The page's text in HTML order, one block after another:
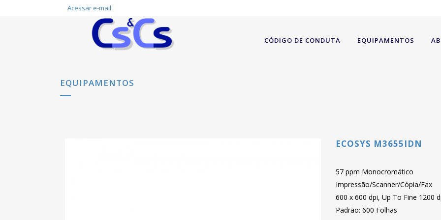
Acessar e-mail
CÓDIGO DE CONDUTA EQUIPAMENTOS
EQUIPAMENTOS
ECOSYS M3655IDN
57 ppm Monocromático
Impressão/Scanner/Cópia/Fax
600 x 600 dpi, Up To Fine 1200
Padrão: 600 Folhas